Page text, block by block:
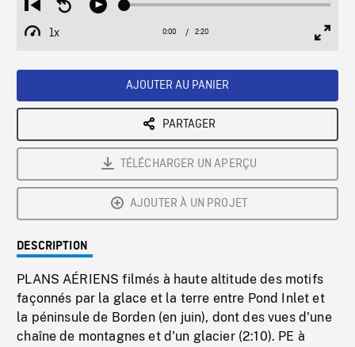
Restart
from
beginning
Seek
Play Loaded:
1x
Playback
Current
0:00 / Duration
2:20
AJOUTER AU PANIER
PARTAGER
TÉLÉCHARGER UN APERÇU
AJOUTER À UN PROJET
DESCRIPTION
PLANS AÉRIENS filmés à haute altitude des motifs
façonnés par la glace et la terre entre Pond Inlet et
la péninsule de Borden (en juin), dont des vues d'une
chaîne de montagnes et d'un glacier (2:10). PE à